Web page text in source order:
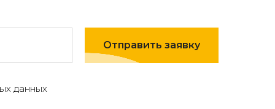
Отправить заявку
данных